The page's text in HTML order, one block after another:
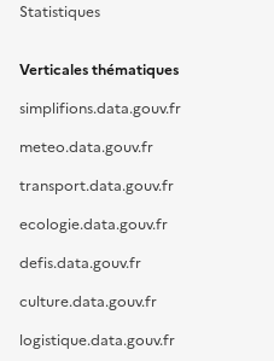
Statistiques
Verticales thématiques
simplifions.data.gouv.fr
meteo.data.gouv.fr
transport.data.gouv.fr
ecologie.data.gouv.fr
defis.data.gouv.fr
culture.data.gouv.fr
logistique.data.gouv.fr